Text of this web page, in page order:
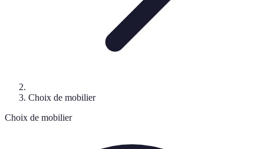
Choix de mobilier
Choix de mobilier